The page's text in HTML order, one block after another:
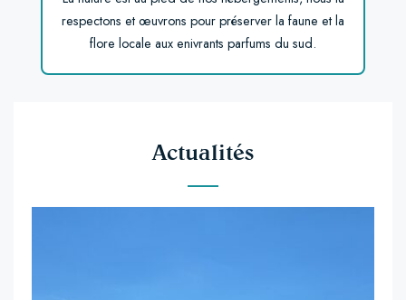
respectons et œuvrons pour préserver la faune et la
flore locale aux enivrants parfums du sud.
Actualités